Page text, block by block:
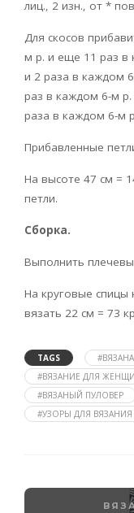
лиц., 2 изн., от *
Для скосов
м р. и еще 11 раз в
и 2 раза в каждом
раз в каждом 6-м
раза в каждом 6-м
Прибавленные
На высоте 47 см =
петли.
Сборка.
Выполнить
На круговые спицы
вязать 22 см = 73
TAGS
#ВЯЗАНИЕ ДЛЯ
#ВЯЗАНЫЙ ПУЛОВЕР
#УЗОРЫ ДЛЯ